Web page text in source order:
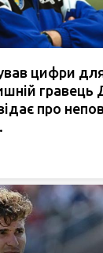
цифри
гравець
про